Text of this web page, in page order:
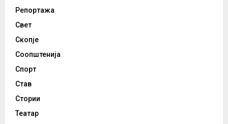
Репортажа
Свет
Скопје
Соопштенија
Спорт
Став
Стории
Театар